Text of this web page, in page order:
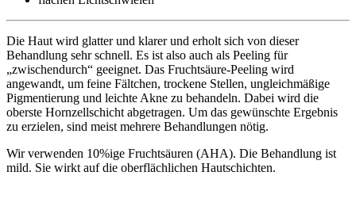
Die Haut wird glatter und klarer und erholt sich von dieser
Behandlung sehr schnell. Es ist also auch als Peeling für
„zwischendurch“ geeignet. Das Fruchtsäure-Peeling wird
angewandt, um feine Fältchen, trockene Stellen, ungleichmäßige
Pigmentierung und leichte Akne zu behandeln. Dabei wird die
oberste Hornzellschicht abgetragen. Um das gewünschte Ergebnis
zu erzielen, sind meist mehrere Behandlungen nötig.
Wir verwenden 10%ige Fruchtsäuren (AHA). Die Behandlung ist
mild. Sie wirkt auf die oberflächlichen Hautschichten.